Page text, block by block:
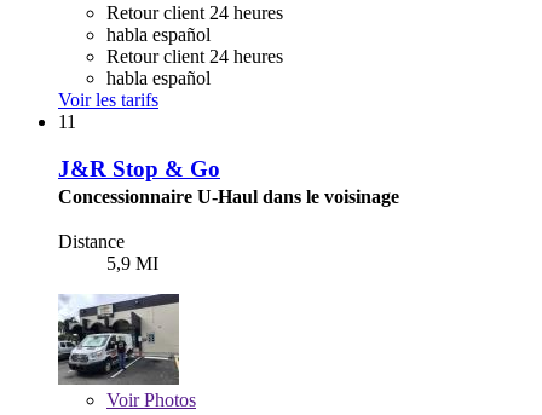
Retour client 24 heures
habla español
Retour client 24 heures
habla español
Voir les tarifs
11
J&R Stop & Go
Concessionnaire U-Haul dans le voisinage
Distance
5,9 MI
VoirPhotos